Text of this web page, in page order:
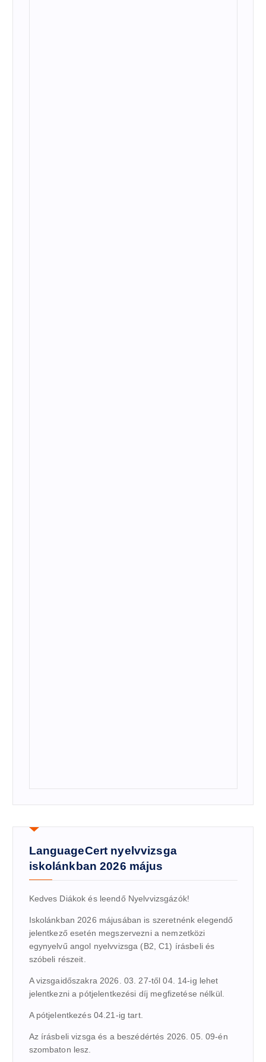
LanguageCert nyelvvizsga
iskolánkban 2026 május
Kedves Diákok és leendő Nyelvvizsgázók!
Iskolánkban 2026 májusában is szeretnénk elegendő
jelentkező esetén megszervezni a nemzetközi
egynyelvű angol nyelvvizsga (B2, C1) írásbeli és
szóbeli részeit.
A vizsgaidőszakra 2026. 03. 27-től 04. 14-ig lehet
jelentkezni a pótjelentkezési díj megfizetése nélkül.
A pótjelentkezés 04.21-ig tart.
Az írásbeli vizsga és a beszédértés 2026. 05. 09-én
szombaton lesz.